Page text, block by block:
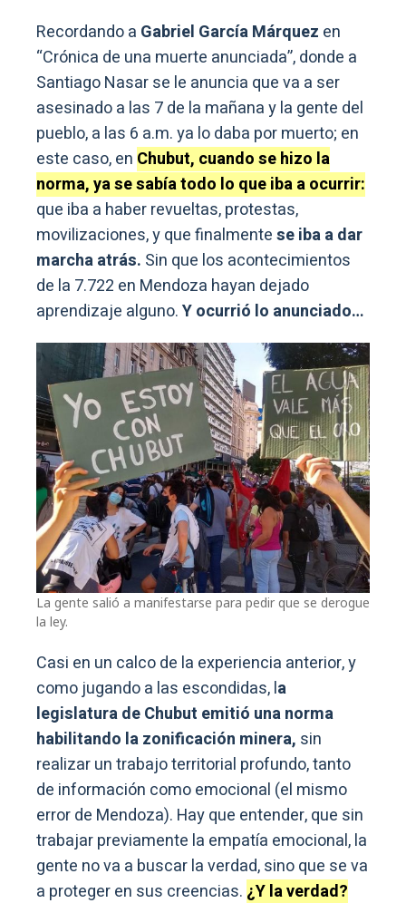
Recordando a Gabriel García Márquez en
“Crónica de una muerte anunciada”, donde a
Santiago Nasar se le anuncia que va a ser
asesinado a las 7 de la mañana y la gente del
pueblo, a las 6 a.m. ya lo daba por muerto; en
este caso, en Chubut, cuando se hizo la
norma, ya se sabía todo lo que iba a ocurrir:
que iba a haber revueltas, protestas,
movilizaciones, y que finalmentese iba a dar
marcha atrás. Sin que los acontecimientos
de la 7.722 en Mendoza hayan dejado
aprendizaje alguno.Y ocurrió lo anunciado…
La gente salió a manifestarse para pedir que se derogue
la ley.
Casi en un calco de la experiencia anterior, y
como jugando a las escondidas, la
legislatura de Chubut emitió una norma
habilitando la zonificación minera, sin
realizar un trabajo territorial profundo, tanto
de información como emocional (el mismo
error de Mendoza). Hay que entender, que sin
trabajar previamente la empatía emocional, la
gente no va a buscar la verdad, sino que se va
a proteger en sus creencias. ¿Y la verdad?